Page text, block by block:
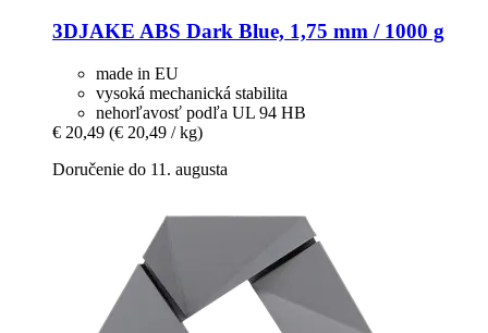
3DJAKE ABS Dark Blue, 1,75 mm / 1000 g
made in EU
vysoká mechanická stabilita
nehorľavosť podľa UL 94 HB
€ 20,49 (€ 20,49 / kg)
Doručenie do 11. augusta